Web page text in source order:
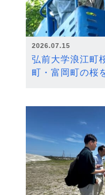
2026.07.15
弘前大学浪江町
町・富岡町の桜